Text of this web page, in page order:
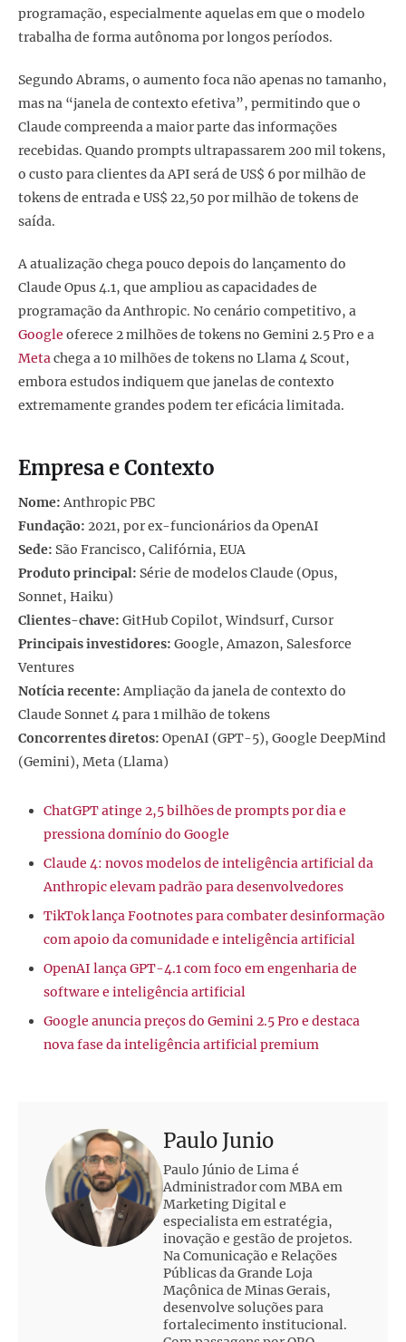
programação, especialmente aquelas em que o modelo
trabalha de forma autônoma por longos períodos.
Segundo Abrams, o aumento foca não apenas no tamanho,
mas na “janela de contexto efetiva”, permitindo que o
Claude compreenda a maior parte das informações
recebidas. Quando prompts ultrapassarem 200 mil tokens,
o custo para clientes da API será de US$ 6 por milhão de
tokens de entrada e US$ 22,50 por milhão de tokens de
saída.
A atualização chega pouco depois do lançamento do
Claude Opus 4.1, que ampliou as capacidades de
programação da Anthropic. No cenário competitivo, a
Google oferece 2 milhões de tokens no Gemini 2.5 Pro e a
Metachega a 10 milhões de tokens no Llama 4 Scout,
embora estudos indiquem que janelas de contexto
extremamente grandes podem ter eficácia limitada.
Empresa e Contexto
Nome:Anthropic PBC
Fundação: 2021, por ex-funcionários da OpenAI
Sede: São Francisco, Califórnia, EUA
Produto principal: Série de modelos Claude (Opus,
Sonnet, Haiku)
Clientes-chave: GitHub Copilot, Windsurf, Cursor
Principais investidores: Google, Amazon, Salesforce
Ventures
Notícia recente:Ampliação da janela de contexto do
Claude Sonnet 4 para 1 milhão de tokens
Concorrentes diretos: OpenAI (GPT-5), Google DeepMind
(Gemini), Meta (Llama)
ChatGPT atinge 2,5 bilhões de prompts por dia e
pressiona domínio do Google
Claude 4: novos modelos de inteligência artificial da
Anthropic elevam padrão para desenvolvedores
TikTok lança Footnotes para combater desinformação
com apoio da comunidade e inteligência artificial
OpenAI lança GPT-4.1 com foco em engenharia de
software e inteligência artificial
Google anuncia preços do Gemini 2.5 Pro e destaca
nova fase da inteligência artificial premium
Paulo Junio
Paulo Júnio de Lima é
Administrador com MBA em
Marketing Digital e
especialista em estratégia,
inovação e gestão de projetos.
Na Comunicação e Relações
Públicas da Grande Loja
Maçônica de Minas Gerais,
desenvolve soluções para
fortalecimento institucional.